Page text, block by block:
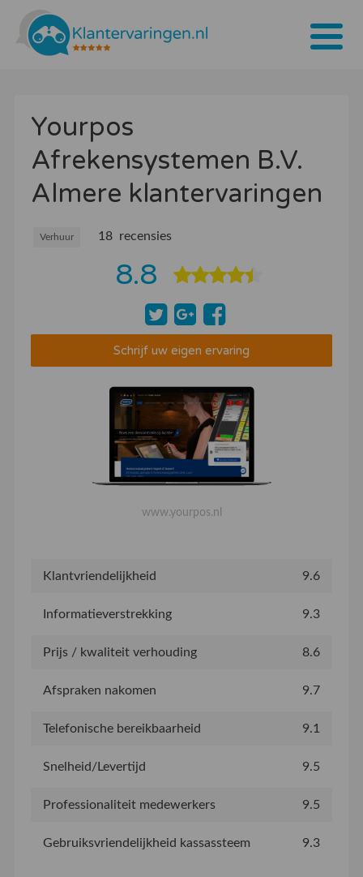
Tarieven
Bedrijven
Over ons
Blogs
Yourpos
Afrekensystemen B.V.
Almere klantervaringen
Verhuur 18 recensies
8.8
Schrijf uw eigen ervaring
www.yourpos.nl
Klantvriendelijkheid 9.6
Informatieverstrekking 9.3
Prijs / kwaliteit verhouding 8.6
Afspraken nakomen 9.7
Telefonische bereikbaarheid 9.1
Snelheid/Levertijd 9.5
Professionaliteit medewerkers 9.5
Gebruiksvriendelijkheid kassassteem 9.3